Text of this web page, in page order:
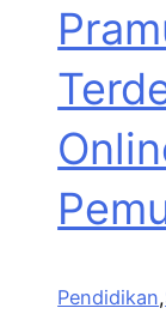
Pendidikan,